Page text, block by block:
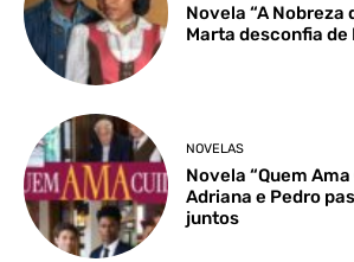
Novela “A Nobreza
Marta desconfia de
NOVELAS
Novela “Quem
Adriana e Pedro
juntos